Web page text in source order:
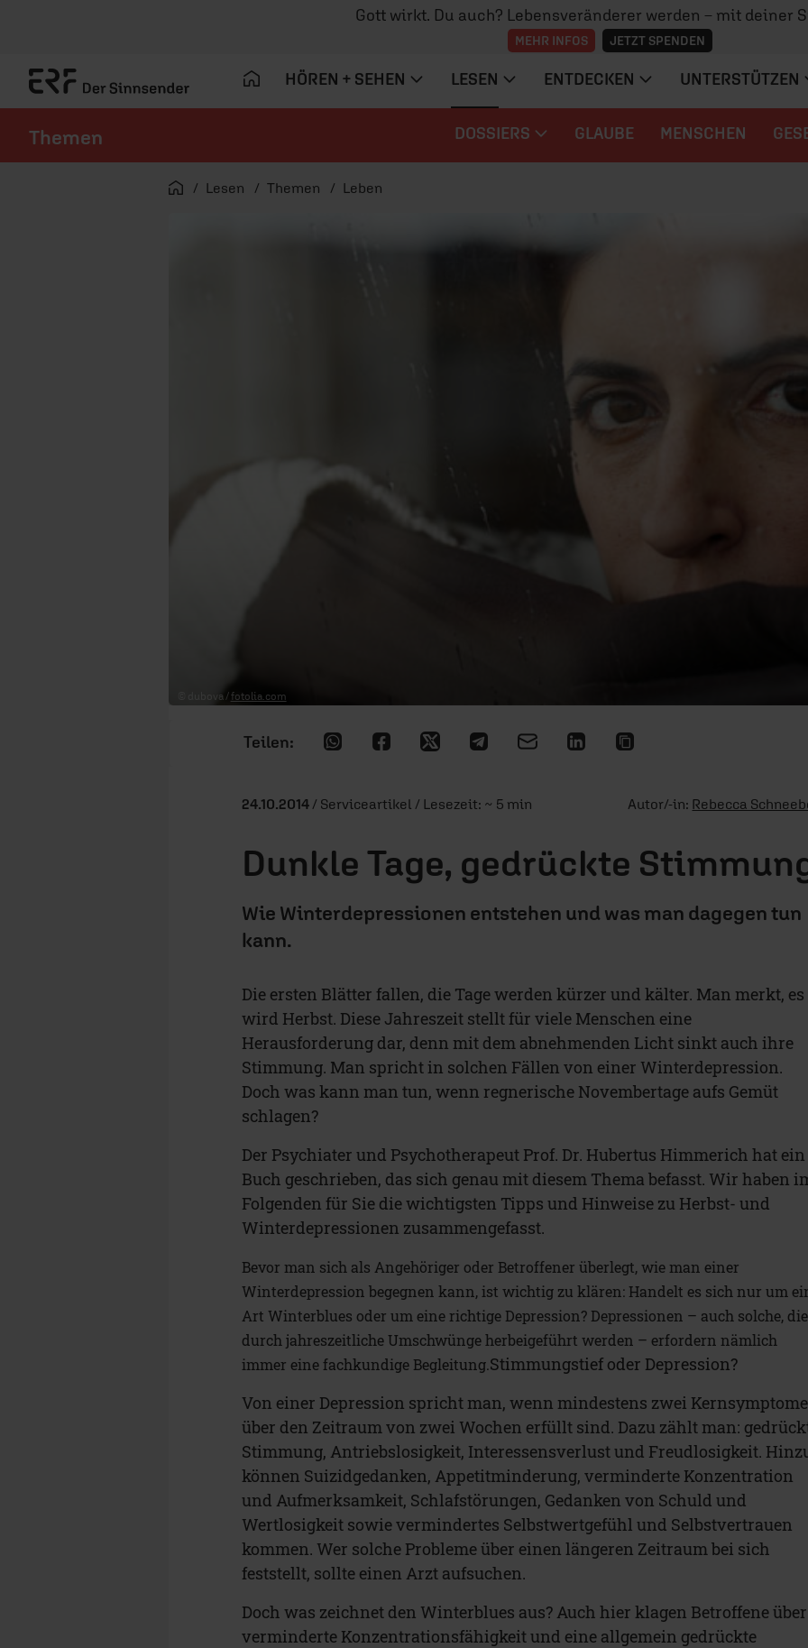
Gott wirkt. Du auch? Lebensveränderer werden – mit deiner
MEHR INFOS JETZT SPENDEN
HÖREN + SEHEN LESEN ENTDECKEN UNTERSTÜTZEN
Themen DOSSIERS GLAUBE MENSCHEN
Startseite
Lesen Themen Leben
© dubova /fotolia.com
24.10.2014 / Serviceartikel / Lesezeit: ~ 5 min Autor/-in: Rebecca
Dunkle Tage, gedrückte
Wie Winterdepressionen entstehen und was man dagegen tun
kann.
Die ersten Blätter fallen, die Tage werden kürzer und kälter. Man merkt, es
wird Herbst. Diese Jahreszeit stellt für viele Menschen eine
Herausforderung dar, denn mit dem abnehmenden Licht sinkt auch ihre
Stimmung. Man spricht in solchen Fällen von einer Winterdepression.
Doch was kann man tun, wenn regnerische Novembertage aufs Gemüt
schlagen?
Der Psychiater und Psychotherapeut Prof. Dr. Hubertus Himmerich hat ein
Buch geschrieben, das sich genau mit diesem Thema befasst. Wir haben
Folgenden für Sie die wichtigsten Tipps und Hinweise zu Herbst- und
Winterdepressionen zusammengefasst.
Bevor man sich als Angehöriger oder Betroffener überlegt, wie man einer
Winterdepression begegnen kann, ist wichtig zu klären: Handelt es sich nur um
Art Winterblues oder um eine richtige Depression? Depressionen – auch solche, die
durch jahreszeitliche Umschwünge herbeigeführt werden – erfordern nämlich
immer eine fachkundige Begleitung.Stimmungstief oder Depression?
Von einer Depression spricht man, wenn mindestens zwei Kernsymptome
über den Zeitraum von zwei Wochen erfüllt sind. Dazu zählt man:
Stimmung, Antriebslosigkeit, Interessensverlust und Freudlosigkeit.
können Suizidgedanken, Appetitminderung, verminderte Konzentration
und Aufmerksamkeit, Schlafstörungen, Gedanken von Schuld und
Wertlosigkeit sowie vermindertes Selbstwertgefühl und Selbstvertrauen
kommen. Wer solche Probleme über einen längeren Zeitraum bei sich
feststellt, sollte einen Arzt aufsuchen.
Doch was zeichnet den Winterblues aus? Auch hier klagen Betroffene über
verminderte Konzentrationsfähigkeit und eine allgemein gedrückte